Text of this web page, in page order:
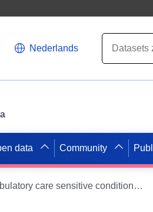
Nederlands
data Community
Unplanned hospitalisation for chronic ambulatory care sensitive conditions (CCGOIS 2.6)